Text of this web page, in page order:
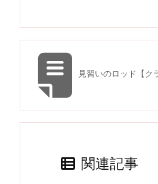
見習いのロッド【ク
関連記事